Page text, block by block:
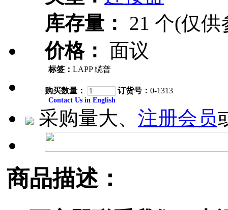
库存量：
21 个(仅供
价格： 面议
标签： LAPP 缆普
购买数量： 订货号： 0-1313
Contact Us in English
采购量大、 注册会员
商品描述：